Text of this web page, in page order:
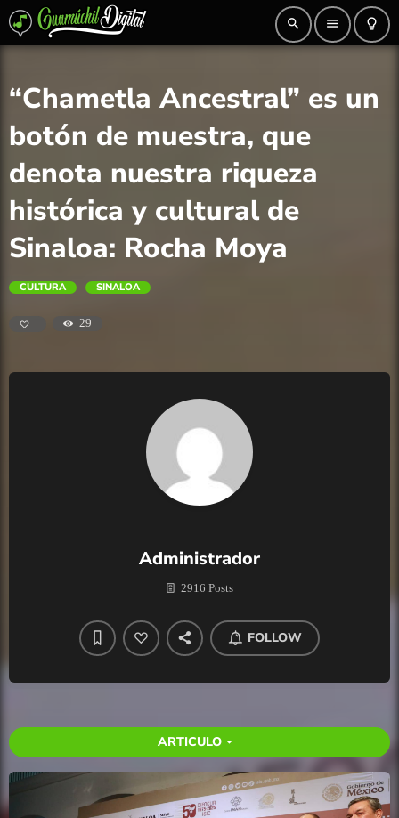
search menu lightbulb_outline
“Chametla Ancestral” es un
botón de muestra, que
denota nuestra riqueza
histórica y cultural de
Sinaloa: Rocha Moya
CULTURA SINALOA
29
Administrador
2916 Posts
FOLLOW
ARTICULO arrow_drop_down